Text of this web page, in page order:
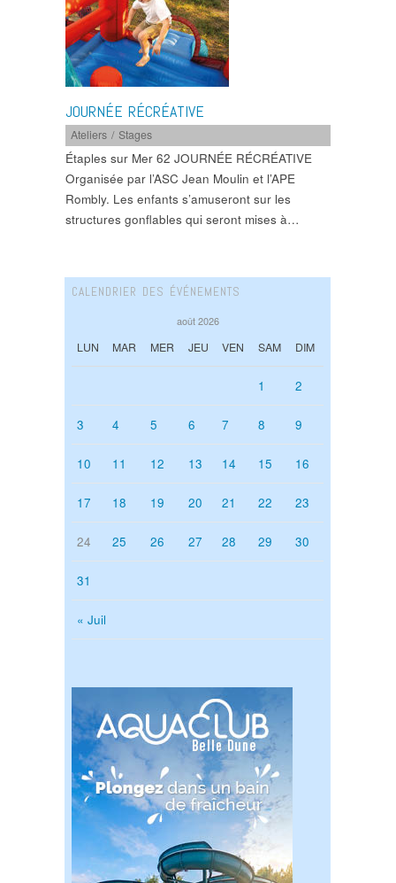
JOURNÉE RÉCRÉATIVE
Ateliers / Stages
Étaples sur Mer 62 JOURNÉE RÉCRÉATIVE
Organisée par l’ASC Jean Moulin et l’APE
Rombly. Les enfants s’amuseront sur les
structures gonflables qui seront mises à…
CALENDRIER DES ÉVÉNEMENTS
août 2026
LUN MAR MER JEU VEN SAM DIM
« Juil
1 2
3 4 5 6 7 8 9
10 11 12 13 14 15 16
17 18 19 20 21 22 23
24 25 26 27 28 29 30
31